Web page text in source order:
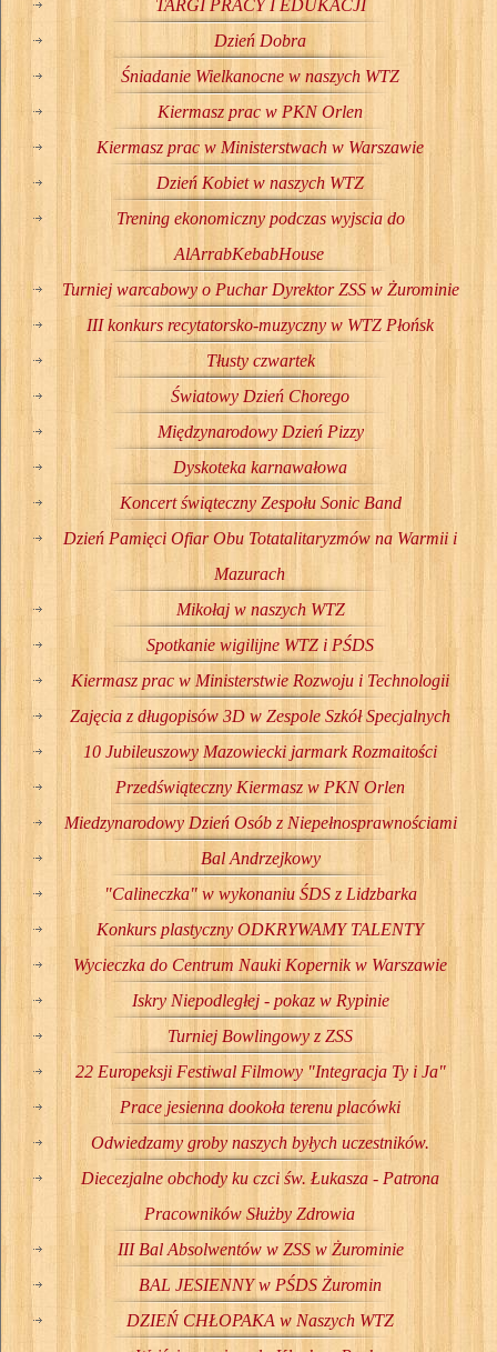
TARGI PRACY I EDUKACJI
Dzień Dobra
Śniadanie Wielkanocne w naszych WTZ
Kiermasz prac w PKN Orlen
Kiermasz prac w Ministerstwach w Warszawie
Dzień Kobiet w naszych WTZ
Trening ekonomiczny podczas wyjscia do
AlArrabKebabHouse
Turniej warcabowy o Puchar Dyrektor ZSS w Żurominie
III konkurs recytatorsko-muzyczny w WTZ Płońsk
Tłusty czwartek
Światowy Dzień Chorego
Międzynarodowy Dzień Pizzy
Dyskoteka karnawałowa
Koncert świąteczny Zespołu Sonic Band
Dzień Pamięci Ofiar Obu Totatalitaryzmów na Warmii i
Mazurach
Mikołaj w naszych WTZ
Spotkanie wigilijne WTZ i PŚDS
Kiermasz prac w Ministerstwie Rozwoju i Technologii
Zajęcia z długopisów 3D w Zespole Szkół Specjalnych
10 Jubileuszowy Mazowiecki jarmark Rozmaitości
Przedświąteczny Kiermasz w PKN Orlen
Miedzynarodowy Dzień Osób z Niepełnosprawnościami
Bal Andrzejkowy
"Calineczka" w wykonaniu ŚDS z Lidzbarka
Konkurs plastyczny ODKRYWAMY TALENTY
Wycieczka do Centrum Nauki Kopernik w Warszawie
Iskry Niepodległej - pokaz w Rypinie
Turniej Bowlingowy z ZSS
22 Europeksji Festiwal Filmowy "Integracja Ty i Ja"
Prace jesienna dookoła terenu placówki
Odwiedzamy groby naszych byłych uczestników.
Diecezjalne obchody ku czci św. Łukasza - Patrona
Pracowników Służby Zdrowia
III Bal Absolwentów w ZSS w Żurominie
BAL JESIENNY w PŚDS Żuromin
DZIEŃ CHŁOPAKA w Naszych WTZ